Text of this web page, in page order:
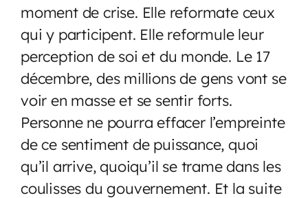
moment de crise. Elle reformate ceux
qui y participent. Elle reformule leur
perception de soi et du monde. Le 17
décembre, des millions de gens vont se
voir en masse et se sentir forts.
Personne ne pourra effacer l’empreinte
de ce sentiment de puissance, quoi
qu’il arrive, quoiqu’il se trame dans les
coulisses du gouvernement. Et la suite